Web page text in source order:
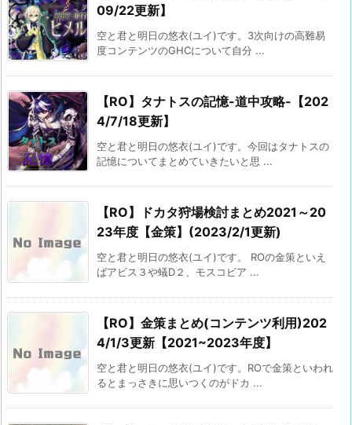
09/22更新】
空と君と明日の悠衣(ユイ)です。3次向けの高難易
度コンテンツのGHCについて自分 ...
【RO】タナトスの記憶-道中攻略-【202
4/7/18更新】
空と君と明日の悠衣(ユイ)です。今回はタナトスの
記憶についてまとめていきたいと思 ...
【RO】ドカタ狩場検討まとめ2021～20
23年度【金策】(2023/2/1更新)
空と君と明日の悠衣(ユイ)です。 ROの金策といえ
ばアビス３や蟻D２、モスコビア ...
【RO】金策まとめ(コンテンツ利用)202
4/1/3更新【2021~2023年度】
空と君と明日の悠衣(ユイ)です。ROで金策といわれ
るとまっさきに思いつくのがドカ ...